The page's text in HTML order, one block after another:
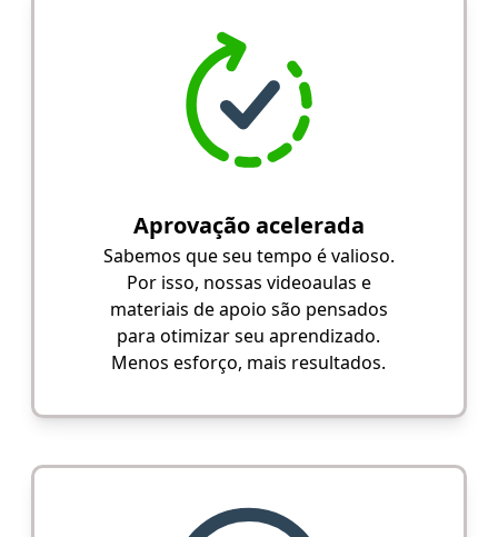
Aprovação acelerada
Sabemos que seu tempo é valioso.
Por isso, nossas videoaulas e
materiais de apoio são pensados
para otimizar seu aprendizado.
Menos esforço, mais resultados.